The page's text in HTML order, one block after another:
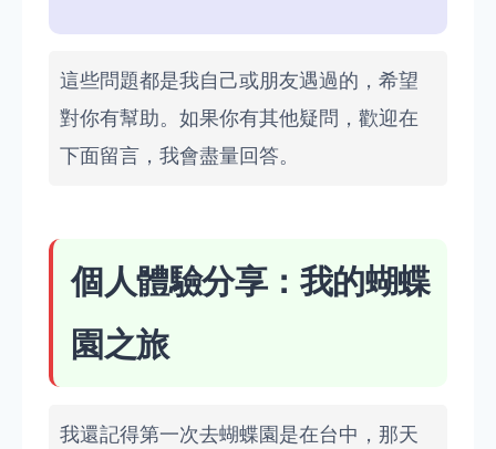
這些問題都是我自己或朋友遇過的，希望
對你有幫助。如果你有其他疑問，歡迎在
下面留言，我會盡量回答。
個人體驗分享：我的蝴蝶
園之旅
我還記得第一次去蝴蝶園是在台中，那天